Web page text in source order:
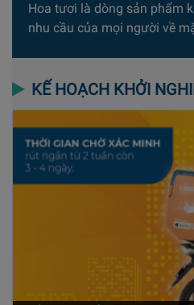
Hoa tươi là dòng sản phẩm
nhu cầu của mọi người về
KẾ HOẠCH KHỞI